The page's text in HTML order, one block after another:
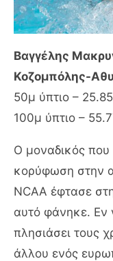
Βαγγέλης
Κοζομπόλης-
50μ ύπτιο –
100μ ύπτιο –
Ο μοναδικός που
κορύφωση στην
NCAA έφτασε
αυτό φάνηκε. Εν
πλησιάσει τους
άλλου ενός